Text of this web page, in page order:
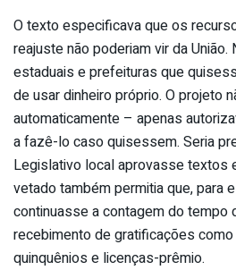
O texto especificava que os
reajuste não poderiam vir da União.
estaduais e prefeituras que
de usar dinheiro próprio. O projeto
automaticamente – apenas
a fazê-lo caso quisessem. Seria
Legislativo local aprovasse textos
vetado também permitia que, para
continuasse a contagem do tempo
recebimento de gratificações
quinquênios e licenças-prêmio.